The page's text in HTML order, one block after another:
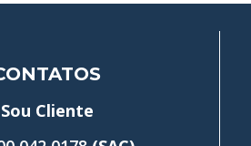
Sou Cliente